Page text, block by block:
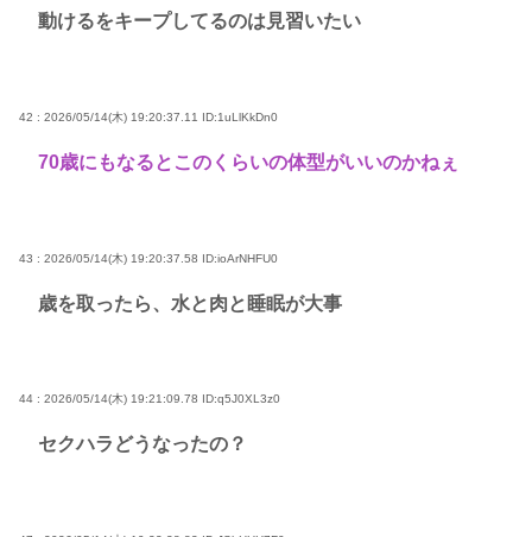
動けるをキープしてるのは見習いたい
42 : 2026/05/14(木) 19:20:37.11 ID:1uLlKkDn0
70歳にもなるとこのくらいの体型がいいのかねぇ
43 : 2026/05/14(木) 19:20:37.58 ID:ioArNHFU0
歳を取ったら、水と肉と睡眠が大事
44 : 2026/05/14(木) 19:21:09.78 ID:q5J0XL3z0
セクハラどうなったの？